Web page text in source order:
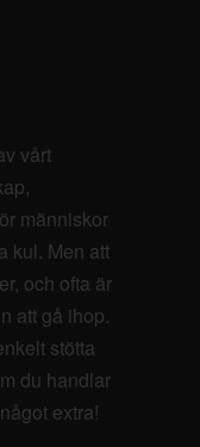
vårt
människor
kul. Men att
och ofta är
att gå ihop.
stötta
du handlar
extra!